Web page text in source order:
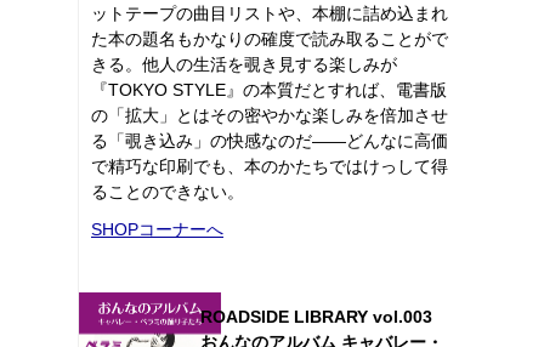
ットテープの曲目リストや、本棚に詰め込まれ
た本の題名もかなりの確度で読み取ることがで
きる。他人の生活を覗き見する楽しみが
『TOKYO STYLE』の本質だとすれば、電書版
の「拡大」とはその密やかな楽しみを倍加させ
る「覗き込み」の快感なのだ――どんなに高価
で精巧な印刷でも、本のかたちではけっして得
ることのできない。
SHOPコーナーへ
ROADSIDE LIBRARY vol.003
おんなのアルバム キャバレー・